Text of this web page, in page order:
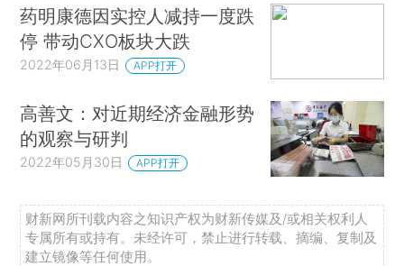
药明康德因实控人减持一度跌
停 带动CXO板块大跌
2022年06月13日 APP打开
高善文：对近期经济金融形势
的观察与研判
2022年05月30日 APP打开
财新网所刊载内容之知识产权为财新传媒及/或相关权利人
专属所有或持有。未经许可，禁止进行转载、摘编、复制及
建立镜像等任何使用。